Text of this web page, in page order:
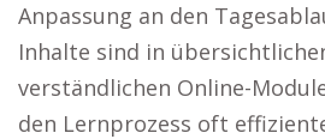
Anpassung an den
Inhalte sind in
verständlichen Online-
den Lernprozess oft